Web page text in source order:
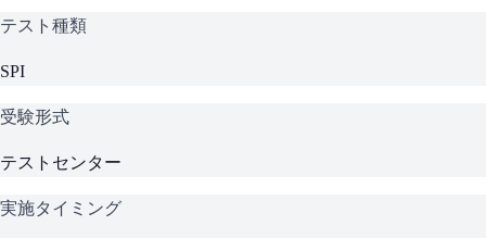
テスト種類
SPI
受験形式
テストセンター
実施タイミング